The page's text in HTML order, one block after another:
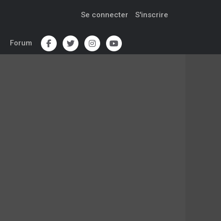
Se connecter S'inscrire
Forum